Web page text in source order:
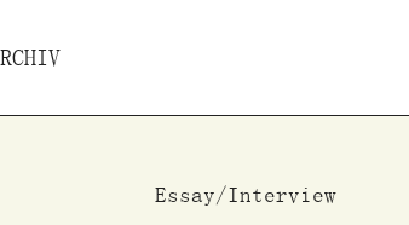
Essay/Interview